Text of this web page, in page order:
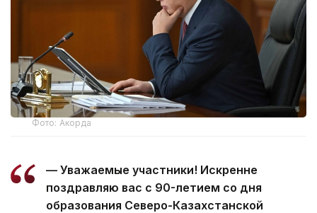
Фото: Акорда
— Уважаемые участники! Искренне
поздравляю вас с 90-летием со дня
образования Северо-Казахстанской